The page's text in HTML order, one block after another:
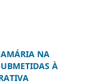
NA
À